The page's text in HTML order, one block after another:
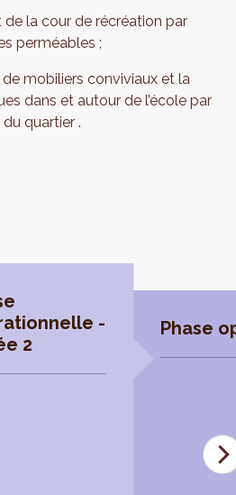
de la cour de récréation par
perméables ;
mobiliers conviviaux et la
dans et autour de l’école par
quartier .
-
2
Phase